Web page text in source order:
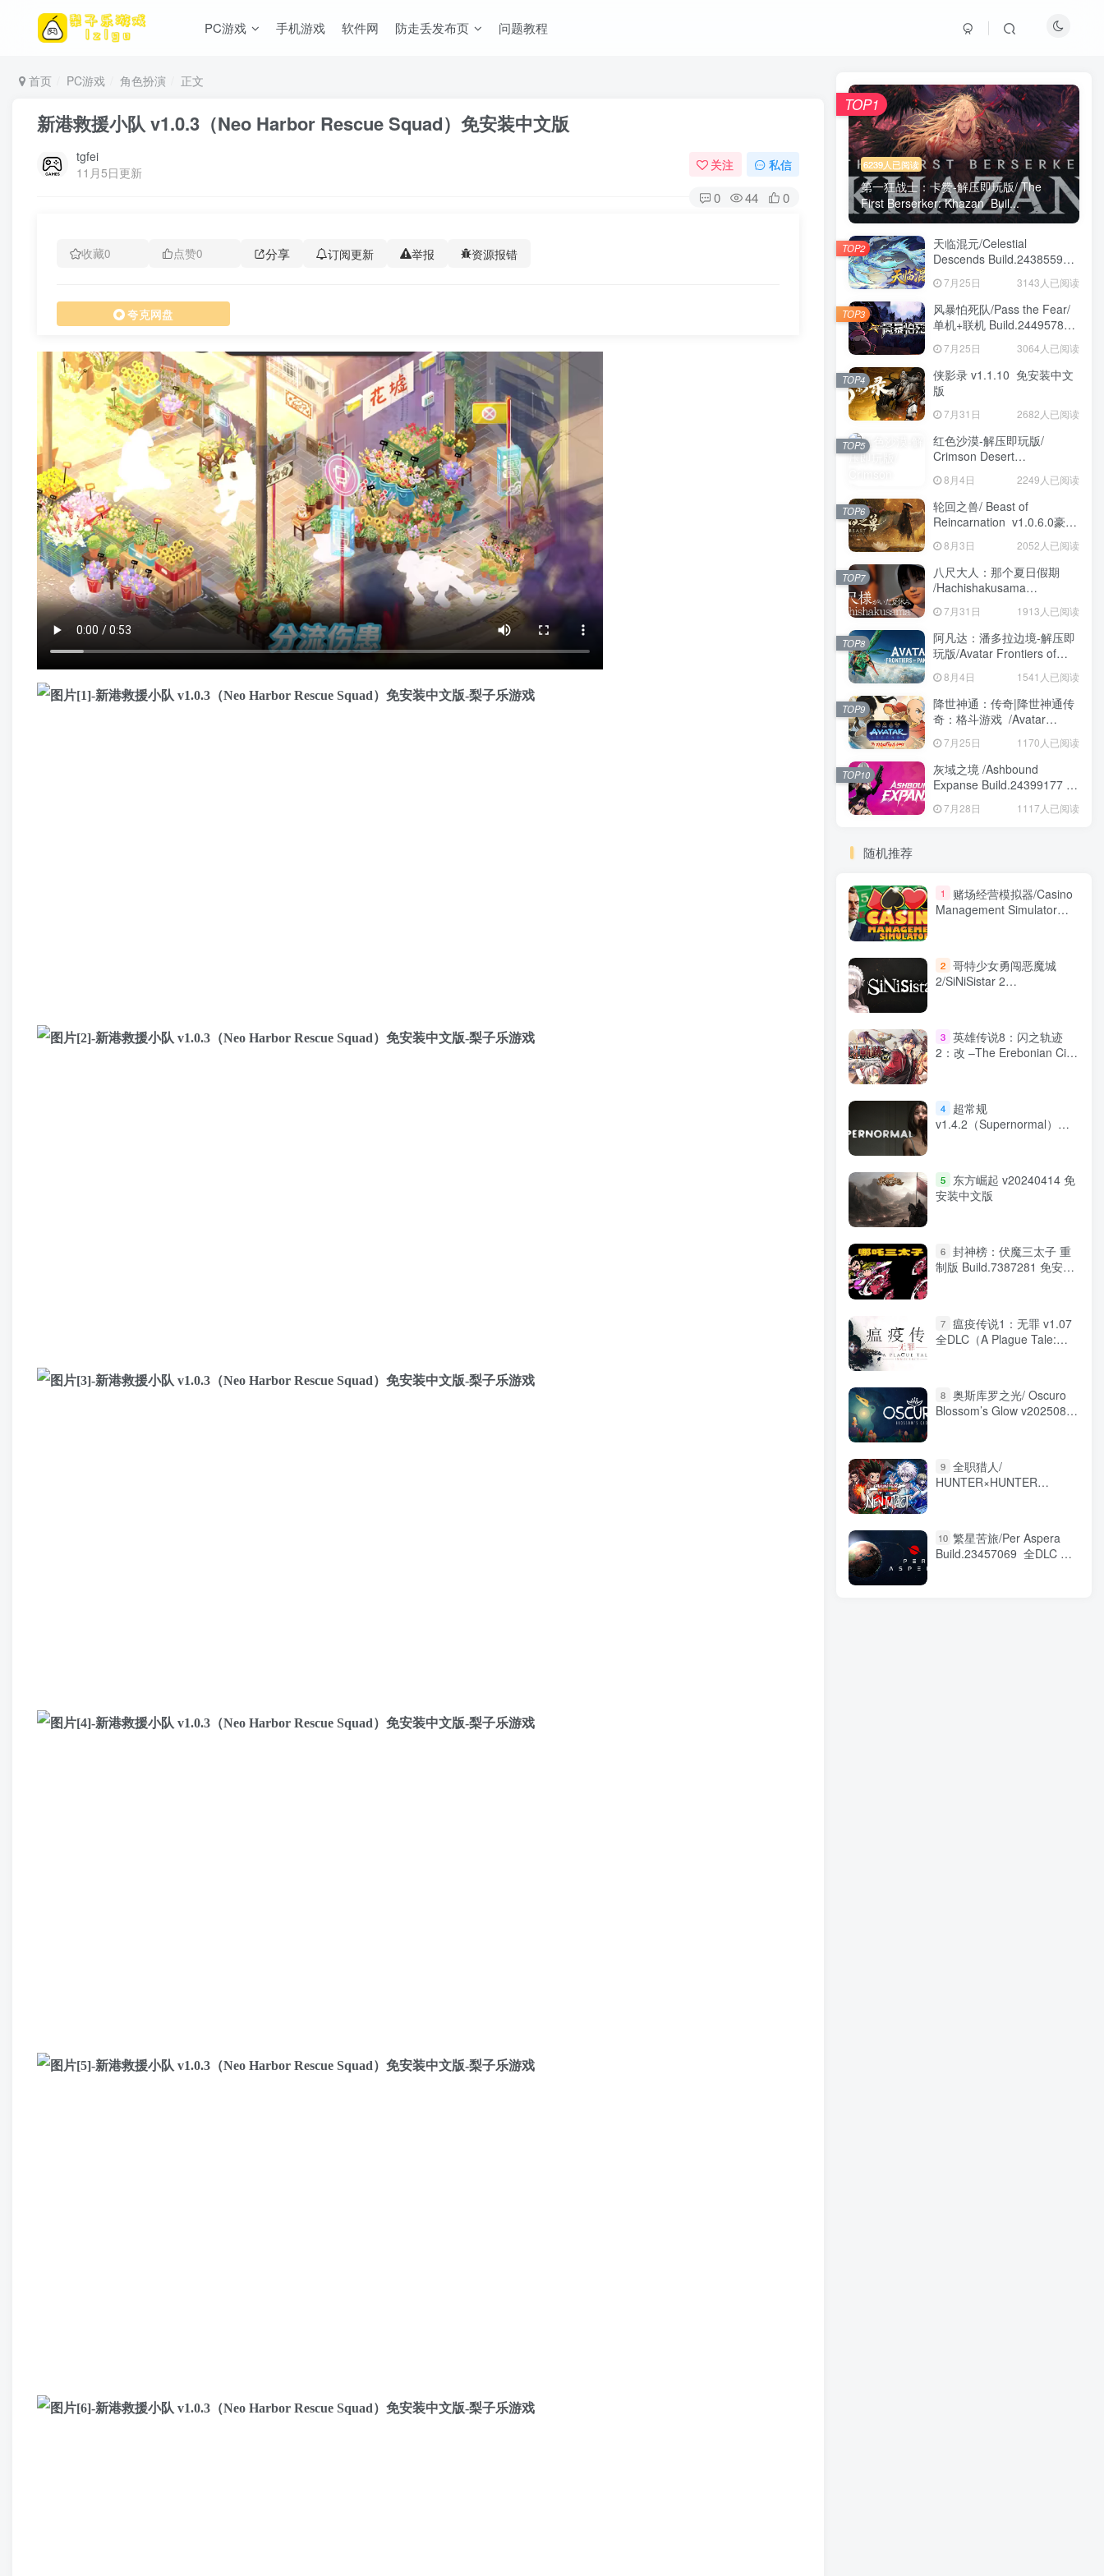
PC游戏 手机游戏 软件网 防走丢发布页 问题教程
首页 PC游戏 角色扮演 正文
新港救援小队 v1.0.3（Neo Harbor Rescue Squad）免安装中文版
tgfei
11月5日更新
关注 私信
0 44 0
收藏0 点赞0 分享 订阅更新 举报 资源报错
夸克网盘
6239人已阅读
第一狂战士：卡赞-解压即玩版/ The
First Berserker: Khazan Buil...
TOP1
天临混元/Celestial
Descends Build.24385591
7月25日 3143人已阅读
TOP2
风暴怕死队/Pass the Fear/
单机+联机 Build.24495782
7月25日 3064人已阅读
TOP3
侠影录 v1.1.10 免安装中文
版
7月31日 2682人已阅读
TOP4
红色沙漠-解压即玩版/
Crimson Desert
安装中文版
8月4日 2249人已阅读
TOP5
轮回之兽/ Beast of
Reincarnation v1.0.6.0豪华
8月3日 2052人已阅读
TOP6
八尺大人：那个夏日假期
/Hachishakusama
Build.24462853 免安装中文
版7月31日 1913人已阅读
TOP7
阿凡达：潘多拉边境-解压即
玩版/Avatar Frontiers of
Pandora Build.22429549 免
安装中文版
8月4日 1541人已阅读
TOP8
降世神通：传奇|降世神通传
奇：格斗游戏 /Avatar
Legends The Fighting
Game Build.24421547 免安
装英文版
7月25日 1170人已阅读
TOP9
灰域之境 /Ashbound
Expanse Build.24399177 免
安装中文版
7月28日 1117人已阅读
TOP10
随机推荐
1
赌场经营模拟器/Casino
Management Simulator
2 哥特少女勇闯恶魔城
2/SiNiSistar 2
3 英雄传说8：闪之轨迹
2：改 –The Erebonian Civil
4
超常规
v1.4.2（Supernormal）免
5
东方崛起 v20240414 免
安装中文版
6 封神榜：伏魔三太子 重
制版 Build.7387281 免安装
7 瘟疫传说1：无罪 v1.07
全DLC（A Plague Tale:
8 奥斯库罗之光/ Oscuro
Blossom’s Glow v20250805
9 全职猎人/
HUNTER×HUNTER
10 繁星苦旅/Per Aspera
Build.23457069 全DLC 免